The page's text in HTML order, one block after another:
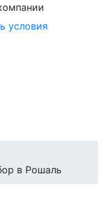
условия
в Рошаль